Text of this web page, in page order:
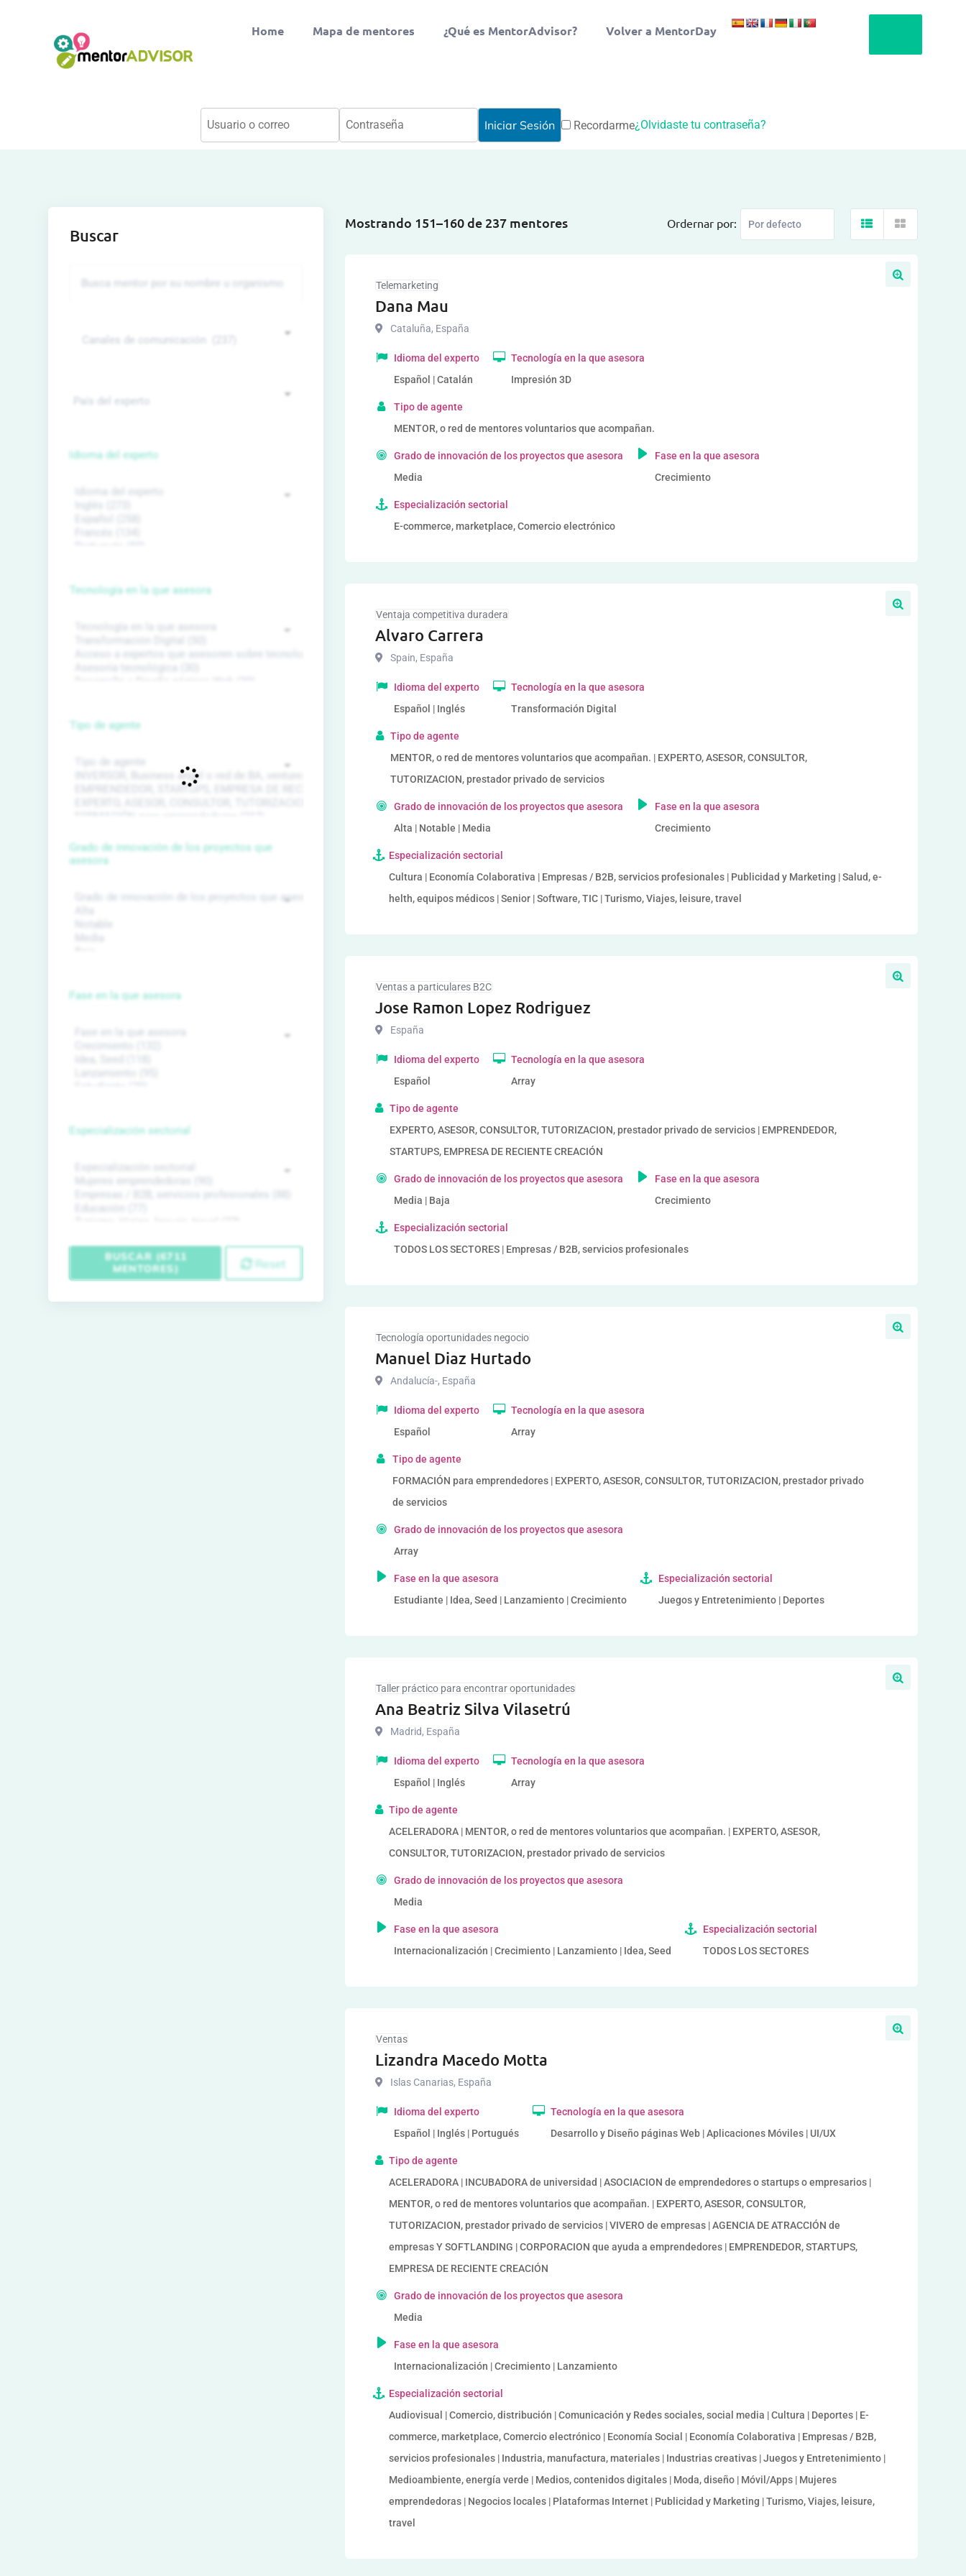
Home Mapa de mentores ¿Qué es MentorAdvisor? Volver a MentorDay
Recordarme¿Olvidaste tu contraseña?
Mostrando 151–160 de 237 mentores Ordernar por:
Telemarketing
Dana Mau
Cataluña, España
Idioma del experto
Español | Catalán
Tecnología en la que asesora
Impresión 3D
Tipo de agente
MENTOR, o red de mentores voluntarios que acompañan.
Grado de innovación de los proyectos que asesora
Media
Fase en la que asesora
Crecimiento
Especialización sectorial
E-commerce, marketplace, Comercio electrónico
Ventaja competitiva duradera
Alvaro Carrera
Spain, España
Idioma del experto
Español | Inglés
Tecnología en la que asesora
Transformación Digital
Tipo de agente
MENTOR, o red de mentores voluntarios que acompañan. | EXPERTO, ASESOR, CONSULTOR,
TUTORIZACION, prestador privado de servicios
Grado de innovación de los proyectos que asesora
Alta | Notable | Media
Fase en la que asesora
Crecimiento
Especialización sectorial
Cultura | Economía Colaborativa | Empresas / B2B, servicios profesionales | Publicidad y Marketing | Salud, e-
helth, equipos médicos | Senior | Software, TIC | Turismo, Viajes, leisure, travel
Ventas a particulares B2C
Jose Ramon Lopez Rodriguez
España
Idioma del experto
Español
Tecnología en la que asesora
Array
Tipo de agente
EXPERTO, ASESOR, CONSULTOR, TUTORIZACION, prestador privado de servicios | EMPRENDEDOR,
STARTUPS, EMPRESA DE RECIENTE CREACIÓN
Grado de innovación de los proyectos que asesora
Media | Baja
Fase en la que asesora
Crecimiento
Especialización sectorial
TODOS LOS SECTORES | Empresas / B2B, servicios profesionales
Tecnología oportunidades negocio
Manuel Diaz Hurtado
Andalucía-, España
Idioma del experto
Español
Tecnología en la que asesora
Array
Tipo de agente
FORMACIÓN para emprendedores | EXPERTO, ASESOR, CONSULTOR, TUTORIZACION, prestador privado
de servicios
Grado de innovación de los proyectos que asesora
Array
Fase en la que asesora
Estudiante | Idea, Seed | Lanzamiento | Crecimiento
Especialización sectorial
Juegos y Entretenimiento | Deportes
Taller práctico para encontrar oportunidades
Ana Beatriz Silva Vilasetrú
Madrid, España
Idioma del experto
Español | Inglés
Tecnología en la que asesora
Array
Tipo de agente
ACELERADORA | MENTOR, o red de mentores voluntarios que acompañan. | EXPERTO, ASESOR,
CONSULTOR, TUTORIZACION, prestador privado de servicios
Grado de innovación de los proyectos que asesora
Media
Fase en la que asesora
Internacionalización | Crecimiento | Lanzamiento | Idea, Seed
Especialización sectorial
TODOS LOS SECTORES
Ventas
Lizandra Macedo Motta
Islas Canarias, España
Idioma del experto
Español | Inglés | Portugués
Tecnología en la que asesora
Desarrollo y Diseño páginas Web | Aplicaciones Móviles | UI/UX
Tipo de agente
ACELERADORA | INCUBADORA de universidad | ASOCIACION de emprendedores o startups o empresarios |
MENTOR, o red de mentores voluntarios que acompañan. | EXPERTO, ASESOR, CONSULTOR,
TUTORIZACION, prestador privado de servicios | VIVERO de empresas | AGENCIA DE ATRACCIÓN de
empresas Y SOFTLANDING | CORPORACION que ayuda a emprendedores | EMPRENDEDOR, STARTUPS,
EMPRESA DE RECIENTE CREACIÓN
Grado de innovación de los proyectos que asesora
Media
Fase en la que asesora
Internacionalización | Crecimiento | Lanzamiento
Especialización sectorial
Audiovisual | Comercio, distribución | Comunicación y Redes sociales, social media | Cultura | Deportes | E-
commerce, marketplace, Comercio electrónico | Economía Social | Economía Colaborativa | Empresas / B2B,
servicios profesionales | Industria, manufactura, materiales | Industrias creativas | Juegos y Entretenimiento |
Medioambiente, energía verde | Medios, contenidos digitales | Moda, diseño | Móvil/Apps | Mujeres
emprendedoras | Negocios locales | Plataformas Internet | Publicidad y Marketing | Turismo, Viajes, leisure,
travel
Buscar
Idioma del experto
Tecnología en la que asesora
Tipo de agente
Grado de innovación de los proyectos que
asesora
Fase en la que asesora
Especialización sectorial
BUSCAR (6711
MENTORES)
Reset